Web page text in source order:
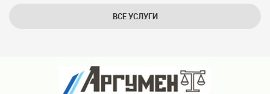
ВСЕ УСЛУГИ